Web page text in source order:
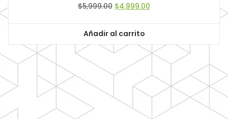
$5,999.00 Original
$5,999.00.
$4,999.00
Añadir al carrito